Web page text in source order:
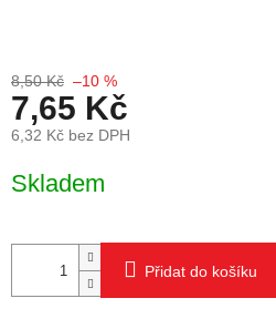
8,50 Kč –10 %
7,65 Kč
6,32 Kč bez DPH
Skladem
Přidat do košíku